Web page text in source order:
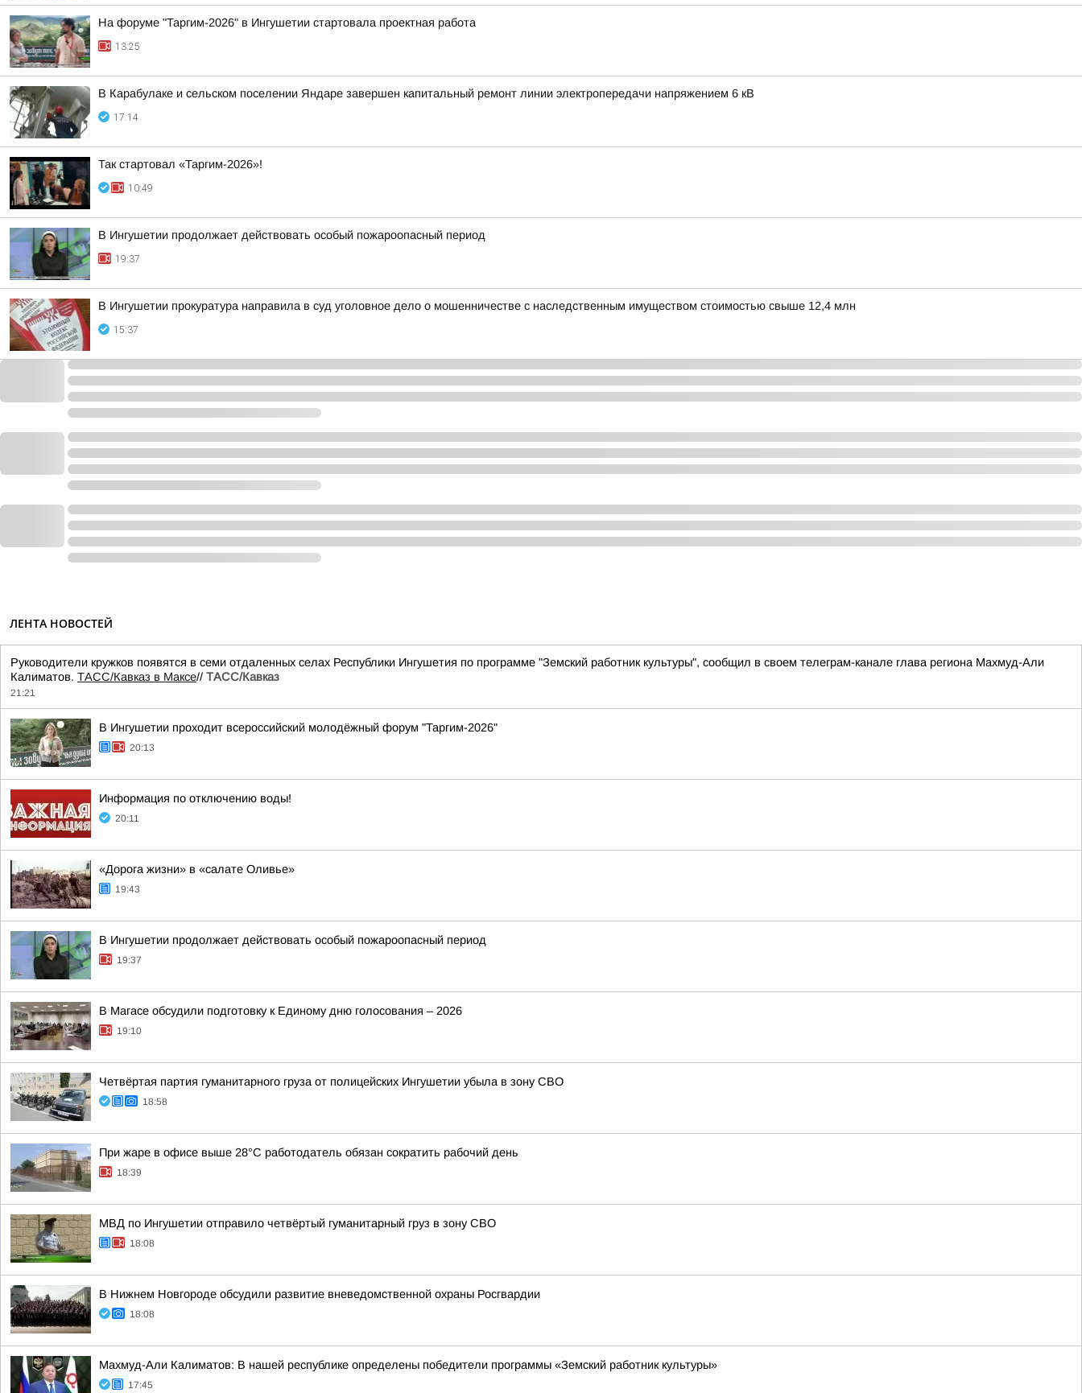
На форуме "Таргим-2026" в Ингушетии стартовала проектная работа
13:25
В Карабулаке и сельском поселении Яндаре завершен капитальный ремонт линии электропередачи напряжением 6 кВ
17:14
Так стартовал «Таргим-2026»!
10:49
В Ингушетии продолжает действовать особый пожароопасный период
19:37
В Ингушетии прокуратура направила в суд уголовное дело о мошенничестве с наследственным имуществом стоимостью свыше 12,4 млн
15:37
ЛЕНТА НОВОСТЕЙ
Руководители кружков появятся в семи отдаленных селах Республики Ингушетия по программе "Земский работник культуры", сообщил в своем телеграм-канале глава региона Махмуд-Али
Калиматов. ТАСС/Кавказ в Максе// ТАСС/Кавказ
21:21
В Ингушетии проходит всероссийский молодёжный форум "Таргим-2026"
20:13
Информация по отключению воды!
20:11
«Дорога жизни» в «салате Оливье»
19:43
В Ингушетии продолжает действовать особый пожароопасный период
19:37
В Магасе обсудили подготовку к Единому дню голосования – 2026
19:10
Четвёртая партия гуманитарного груза от полицейских Ингушетии убыла в зону СВО
18:58
При жаре в офисе выше 28°C работодатель обязан сократить рабочий день
18:39
МВД по Ингушетии отправило четвёртый гуманитарный груз в зону СВО
18:08
В Нижнем Новгороде обсудили развитие вневедомственной охраны Росгвардии
18:08
Махмуд-Али Калиматов: В нашей республике определены победители программы «Земский работник культуры»
17:45